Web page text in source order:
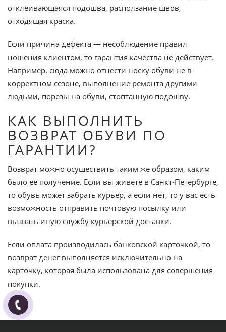
отклеивающаяся подошва, расползание швов,
отходящая краска.
Если причина дефекта — несоблюдение правил
ношения клиентом, то гарантия качества не действует.
Например, сюда можно отнести носку обуви не в
корректном сезоне, выполнение ремонта другими
людьми, порезы на обуви, стоптанную подошву.
КАК ВЫПОЛНИТЬ
ВОЗВРАТ ОБУВИ ПО
ГАРАНТИИ?
Возврат можно осуществить таким же образом, каким
было ее получение. Если вы живете в Санкт-Петербурге,
то обувь может забрать курьер, а если нет, то у вас есть
возможность отправить почтовую посылку или
вызвать иную службу курьерской доставки.
Если оплата производилась банковской карточкой, то
возврат денег выполняется исключительно на
карточку, которая была использована для совершения
покупки.